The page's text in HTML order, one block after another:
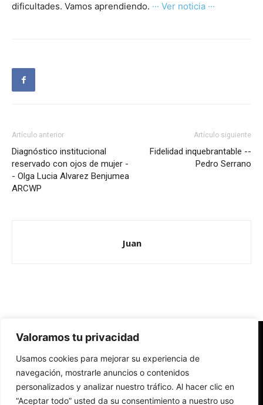
Valoramos tu privacidad
Usamos cookies para mejorar su experiencia de
navegación, mostrarle anuncios o contenidos
personalizados y analizar nuestro tráfico. Al hacer clic en
“Aceptar todo” usted da su consentimiento a nuestro uso
dificultades. Vamos aprendiendo. ··· Ver noticia ···
Artículo anterior
Diagnóstico institucional
reservado con ojos de mujer -
- Olga Lucia Alvarez Benjumea
ARCWP
Artículo siguiente
Fidelidad inquebrantable --
Pedro Serrano
Juan
Redes Cristianas
Una mirada alternativa sobre la Iglesia católica y la sociedad
- Colectivos de Redes Cristianas